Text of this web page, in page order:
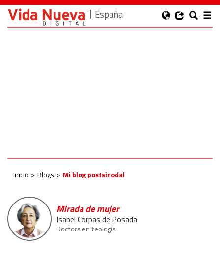
España
Inicio Blogs Mi blog postsinodal
Mirada de mujer
Isabel Corpas de Posada
Doctora en teología